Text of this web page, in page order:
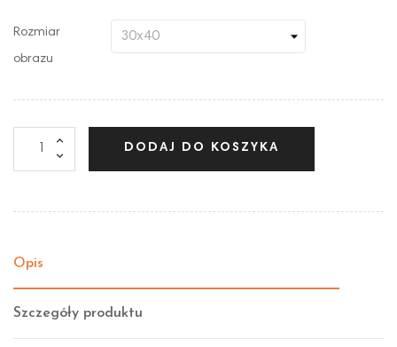
Rozmiar
obrazu
DODAJ DO KOSZYKA
Opis
Szczegóły produktu